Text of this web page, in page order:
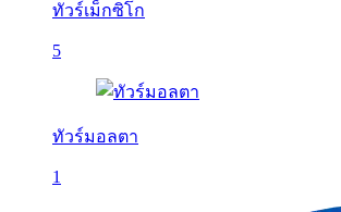
ทัวร์เม็กซิโก
5
ทัวร์มอลตา
1